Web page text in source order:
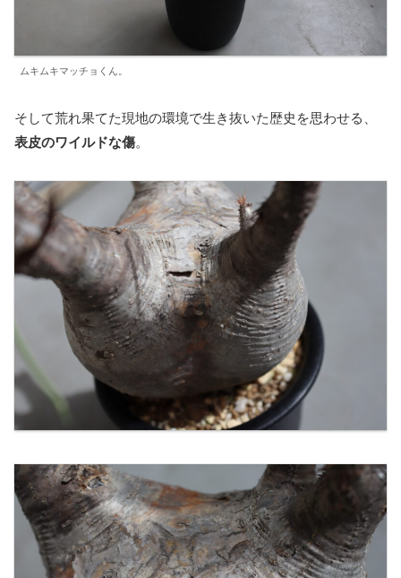
ムキムキマッチョくん。
そして荒れ果てた現地の環境で生き抜いた歴史を思わせる、
表皮のワイルドな傷。